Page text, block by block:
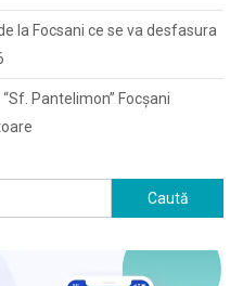
la Focsani ce se va desfasura
Pantelimon” Focşani
Caută
după: